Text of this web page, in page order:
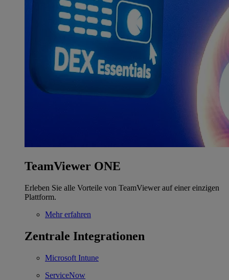
TeamViewer ONE
Erleben Sie alle Vorteile von TeamViewer auf einer einzigen
Plattform.
Mehr erfahren
Zentrale Integrationen
Microsoft Intune
ServiceNow